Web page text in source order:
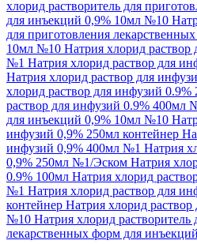
хлорид растворитель для
для инъекций 0,9% 10мл №10
для приготовления
10мл №10 Натрия хлорид
№1 Натрия хлорид раствор для
Натрия хлорид раствор для
хлорид раствор для инфузий
раствор для инфузий 0.9% 400мл
для инъекций 0,9% 10мл №10
инфузий 0,9% 250мл контейнер
инфузий 0,9% 400мл №1 Натрия
0,9% 250мл №1/Эском Натрия
0.9% 100мл Натрия хлорид
№1 Натрия хлорид раствор для
контейнер Натрия хлорид
№10 Натрия хлорид растворитель
лекарственных форм для